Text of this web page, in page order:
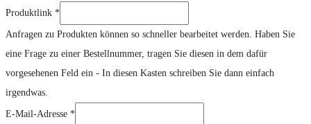
Nachricht
E-
Mail-
Adresse
Produktlink
Produktlink *
Anfragen zu Produkten können so schneller bearbeitet werden. Haben Sie
eine Frage zu einer Bestellnummer, tragen Sie diesen in dem dafür
vorgesehenen Feld ein - In diesen Kasten schreiben Sie dann einfach
irgendwas.
E-Mail-Adresse *